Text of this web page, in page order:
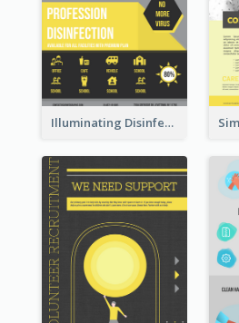
Illuminating Disinfection Promotional Poster Design